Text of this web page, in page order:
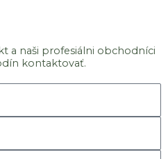
a naši profesiálni obchodníci
kontaktovať.